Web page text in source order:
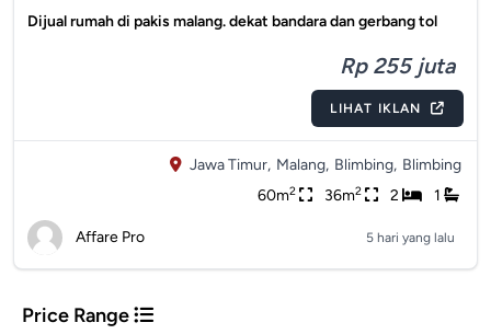
Dijual rumah di pakis malang. dekat bandara dan gerbang tol
Rp 255 juta
LIHAT IKLAN
Jawa Timur, Malang, Blimbing, Blimbing
60m2 36m2 2 1
Affare Pro 5 hari yang lalu
Price Range